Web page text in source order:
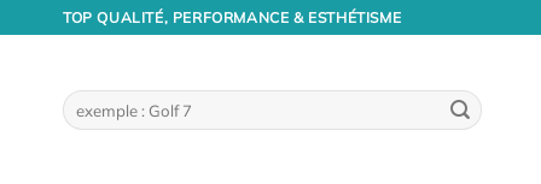
TOP QUALITÉ, PERFORMANCE & ESTHÉTISME
Recherche
pour :